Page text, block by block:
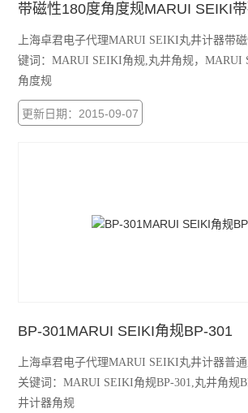
上海卓君电子代理MARUI SEIKI丸井计器带
键词：MARUI SEIKI角规,丸井角规，MARUI
角度规
更新日期：2015-09-07
BP-301MARUI SEIKI角规BP-301
上海卓君电子代理MARUI SEIKI丸井计器普
关键词：MARUI SEIKI角规BP-301,丸井角规
井计器角规